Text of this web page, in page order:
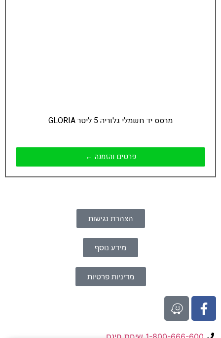
מרסס יד חשמלי גלוריה 5 ליטר GLORIA
פרטים והזמנה ←
הצהרת נגישות
מידע נוסף
מדיניות פרטיות